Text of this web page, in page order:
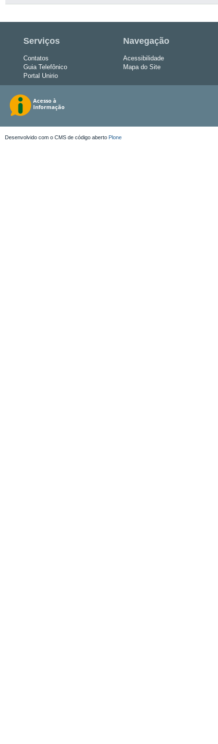
Serviços
Contatos
Guia Telefônico
Portal Unirio
Navegação
Acessibilidade
Mapa do Site
Desenvolvido com o CMS de código aberto Plone